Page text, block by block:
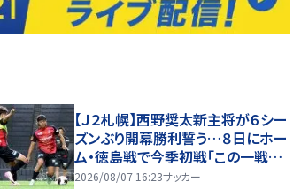
【Ｊ２札幌】西野奨太新主将が６シー
ズンぶり開幕勝利誓う…８日にホー
ム・徳島戦で今季初戦「この一戦で
どういうシーズンを歩めるかが決ま
2026/08/07 16:23サッカー